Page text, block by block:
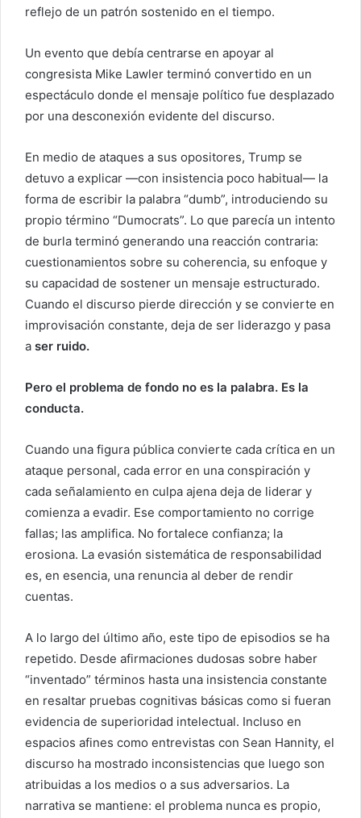
reflejo de un patrón sostenido en el tiempo.
Un evento que debía centrarse en apoyar al
congresista Mike Lawler terminó convertido en un
espectáculo donde el mensaje político fue desplazado
por una desconexión evidente del discurso.
En medio de ataques a sus opositores, Trump se
detuvo a explicar —con insistencia poco habitual— la
forma de escribir la palabra “dumb”, introduciendo su
propio término “Dumocrats”. Lo que parecía un intento
de burla terminó generando una reacción contraria:
cuestionamientos sobre su coherencia, su enfoque y
su capacidad de sostener un mensaje estructurado.
Cuando el discurso pierde dirección y se convierte en
improvisación constante, deja de ser liderazgo y pasa
a ser ruido.
Pero el problema de fondo no es la palabra. Es la
conducta.
Cuando una figura pública convierte cada crítica en un
ataque personal, cada error en una conspiración y
cada señalamiento en culpa ajena deja de liderar y
comienza a evadir. Ese comportamiento no corrige
fallas; las amplifica. No fortalece confianza; la
erosiona. La evasión sistemática de responsabilidad
es, en esencia, una renuncia al deber de rendir
cuentas.
A lo largo del último año, este tipo de episodios se ha
repetido. Desde afirmaciones dudosas sobre haber
“inventado” términos hasta una insistencia constante
en resaltar pruebas cognitivas básicas como si fueran
evidencia de superioridad intelectual. Incluso en
espacios afines como entrevistas con Sean Hannity, el
discurso ha mostrado inconsistencias que luego son
atribuidas a los medios o a sus adversarios. La
narrativa se mantiene: el problema nunca es propio,